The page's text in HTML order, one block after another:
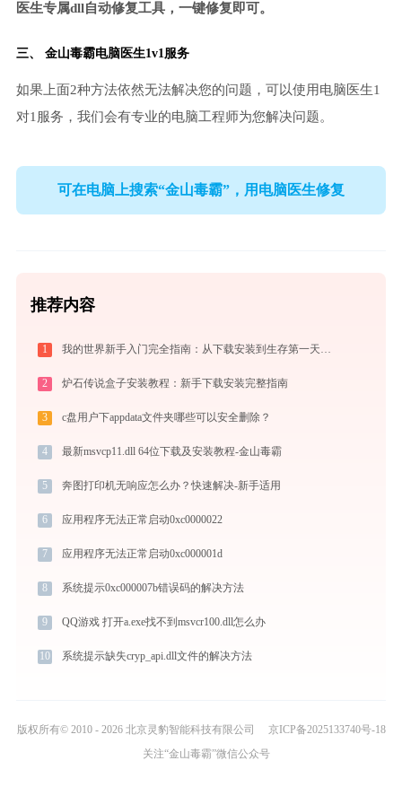
医生专属dll自动修复工具，一键修复即可。
三、 金山毒霸电脑医生1v1服务
如果上面2种方法依然无法解决您的问题，可以使用电脑医生1
对1服务，我们会有专业的电脑工程师为您解决问题。
可在电脑上搜索“金山毒霸”，用电脑医生修复
推荐内容
1 我的世界新手入门完全指南：从下载安装到生存第一天，一篇讲透
2 炉石传说盒子安装教程：新手下载安装完整指南
3 c盘用户下appdata文件夹哪些可以安全删除？
4 最新msvcp11.dll 64位下载及安装教程-金山毒霸
5 奔图打印机无响应怎么办？快速解决-新手适用
6 应用程序无法正常启动0xc0000022
7 应用程序无法正常启动0xc000001d
8 系统提示0xc000007b错误码的解决方法
9 QQ游戏 打开a.exe找不到msvcr100.dll怎么办
10 系统提示缺失cryp_api.dll文件的解决方法
版权所有© 2010 - 2026 北京灵豹智能科技有限公司
京ICP备2025133740号-18
关注“金山毒霸”微信公众号